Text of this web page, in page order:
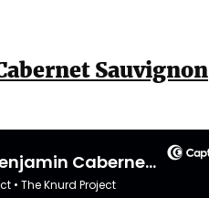
Sauvignon